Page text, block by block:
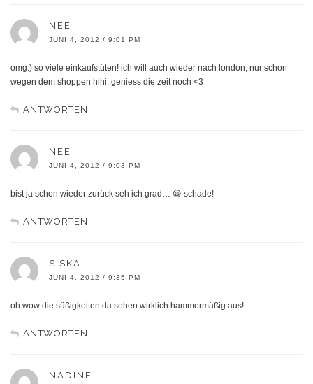
NEE
JUNI 4, 2012 / 9:01 PM
omg:) so viele einkaufstüten! ich will auch wieder nach london, nur schon
wegen dem shoppen hihi. geniess die zeit noch <3
ANTWORTEN
NEE
JUNI 4, 2012 / 9:03 PM
bist ja schon wieder zurück seh ich grad… 😀 schade!
ANTWORTEN
SISKA
JUNI 4, 2012 / 9:35 PM
oh wow die süßigkeiten da sehen wirklich hammermäßig aus!
ANTWORTEN
NADINE